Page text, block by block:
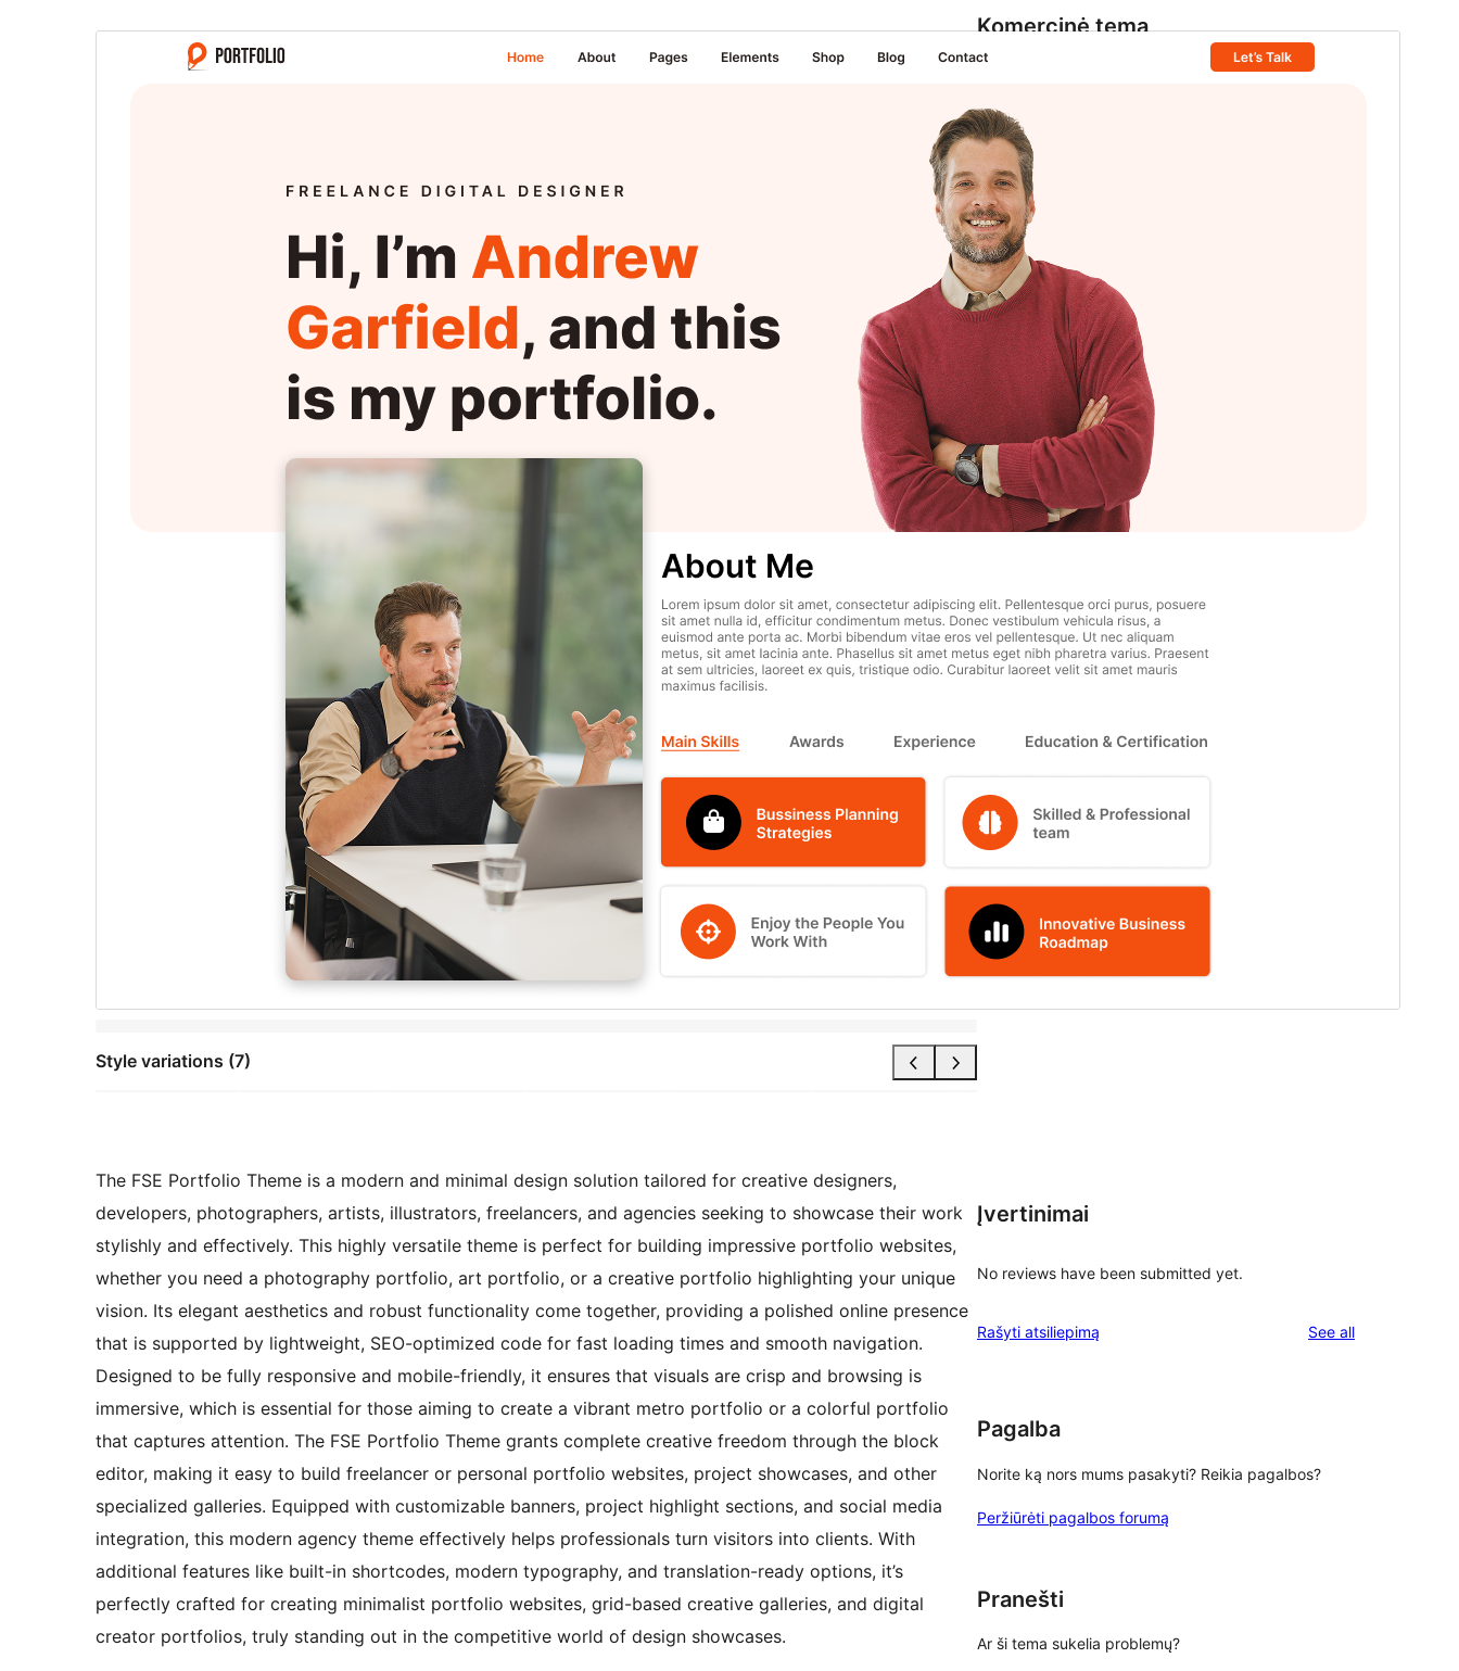
Style variations (7)
Komercinė tema
Ši tema yra nemokama, tačiau ji turi mokamus
Peržiūrėti
Versija
Atnaujinta
Aktyvių instaliacijų
PHP versija
Temos pradinis puslapis
The FSE Portfolio Theme is a modern and minimal design solution tailored for creative designers,
developers, photographers, artists, illustrators, freelancers, and agencies seeking to showcase their work
stylishly and effectively. This highly versatile theme is perfect for building impressive portfolio websites,
whether you need a photography portfolio, art portfolio, or a creative portfolio highlighting your unique
vision. Its elegant aesthetics and robust functionality come together, providing a polished online presence
that is supported by lightweight, SEO-optimized code for fast loading times and smooth navigation.
Designed to be fully responsive and mobile-friendly, it ensures that visuals are crisp and browsing is
immersive, which is essential for those aiming to create a vibrant metro portfolio or a colorful portfolio
that captures attention. The FSE Portfolio Theme grants complete creative freedom through the block
editor, making it easy to build freelancer or personal portfolio websites, project showcases, and other
specialized galleries. Equipped with customizable banners, project highlight sections, and social media
integration, this modern agency theme effectively helps professionals turn visitors into clients. With
additional features like built-in shortcodes, modern typography, and translation-ready options, it’s
perfectly crafted for creating minimalist portfolio websites, grid-based creative galleries, and digital
creator portfolios, truly standing out in the competitive world of design showcases.
Įvertinimai
No reviews have been submitted yet.
Rašyti atsiliepimą See allreviews
Pagalba
Norite ką nors mums pasakyti? Reikia pagalbos?
Peržiūrėti pagalbos forumą
Pranešti
Ar ši tema sukelia problemų?